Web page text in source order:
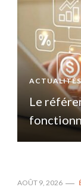
Le
AOÛT 9, 2026